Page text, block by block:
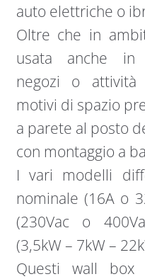
auto elettriche o
Oltre che in
usata anche in
negozi o
motivi di spazio
a parete al posto
con montaggio a
I vari modelli
nominale (16A o
(230Vac o
(3,5kW – 7kW –
​Questi wall